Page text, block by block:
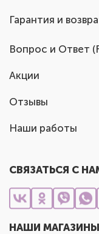
Гарантия и
Вопрос и Ответ
Акции
Отзывы
Наши работы
СВЯЗАТЬСЯ С
НАШИ МАГАЗИНЫ